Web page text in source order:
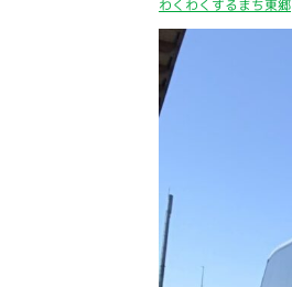
わくわくするまち東郷